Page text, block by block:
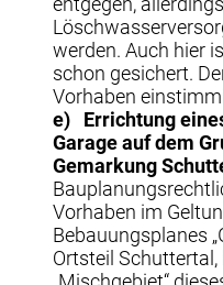
werden. Auch hier
schon gesichert.
Vorhaben
e) Errichtung
Garage auf dem
Gemarkung
Vorhaben im
Bebauungsplanes
Ortsteil